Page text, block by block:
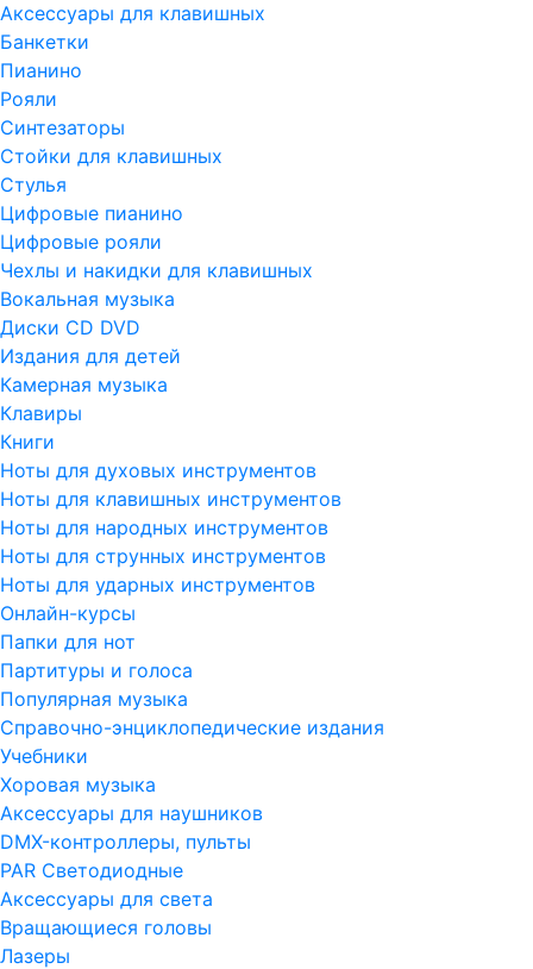
Аксессуары для клавишных
Банкетки
Пианино
Рояли
Синтезаторы
Стойки для клавишных
Стулья
Цифровые пианино
Цифровые рояли
Чехлы и накидки для клавишных
Вокальная музыка
Диски CD DVD
Издания для детей
Камерная музыка
Клавиры
Книги
Ноты для духовых инструментов
Ноты для клавишных инструментов
Ноты для народных инструментов
Ноты для струнных инструментов
Ноты для ударных инструментов
Онлайн-курсы
Папки для нот
Партитуры и голоса
Популярная музыка
Справочно-энциклопедические издания
Учебники
Хоровая музыка
Аксессуары для наушников
DMX-контроллеры, пульты
PAR Светодиодные
Аксессуары для света
Вращающиеся головы
Лазеры